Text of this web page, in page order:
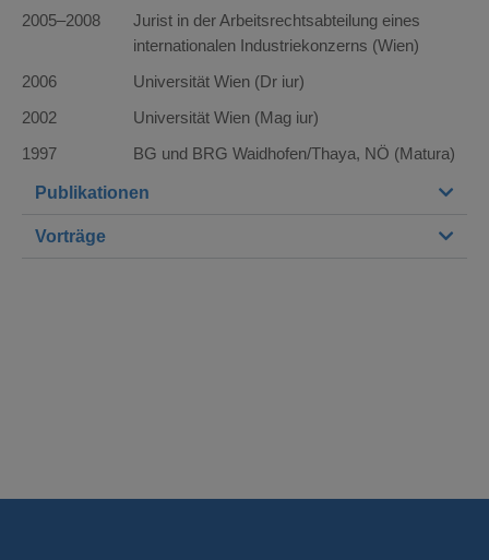
2005–2008
Jurist in der Arbeitsrechtsabteilung eines
internationalen Industriekonzerns (Wien)
2006
Universität Wien (Dr iur)
2002
Universität Wien (Mag iur)
1997
BG und BRG Waidhofen/Thaya, NÖ (Matura)
Publikationen
Vorträge